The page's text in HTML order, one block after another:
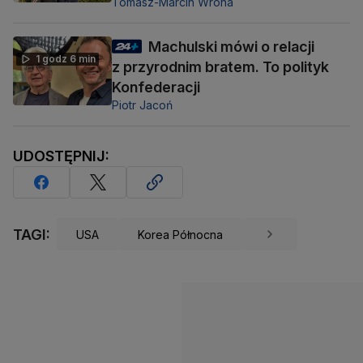
1 godz 6 min
Machulski mówi o relacji
z przyrodnim bratem. To polityk
Konfederacji
Piotr Jacoń
UDOSTĘPNIJ:
TAGI: USA Korea Północna